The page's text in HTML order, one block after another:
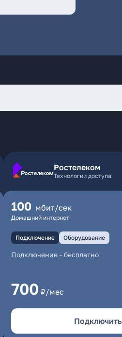
Ростелеком
Технологии доступа
100 мбит/сек
Домашний интернет
Подключение Оборудование
Подключение - бесплатно
700 ₽/мес
Подключить